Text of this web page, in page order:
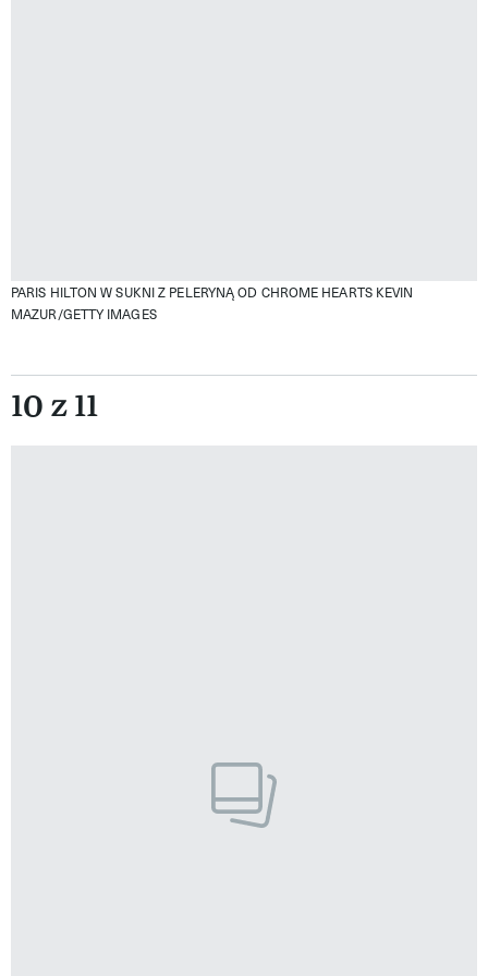
PARIS HILTON W SUKNI Z PELERYNĄ OD CHROME HEARTS KEVIN
MAZUR/GETTY IMAGES
10 z 11